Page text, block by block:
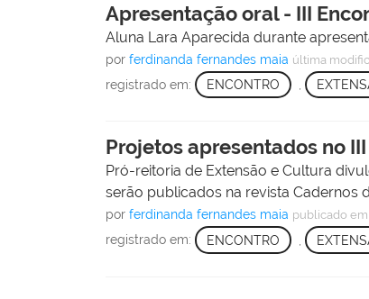
Apresentação oral - III
Aluna Lara Aparecida durante
porferdinanda fernandes maia última
registrado em: ENCONTRO
Projetos apresentados no
Pró-reitoria de Extensão e Cultura
serão publicados na revista Cadernos
porferdinanda fernandes maia publicado
registrado em: ENCONTRO